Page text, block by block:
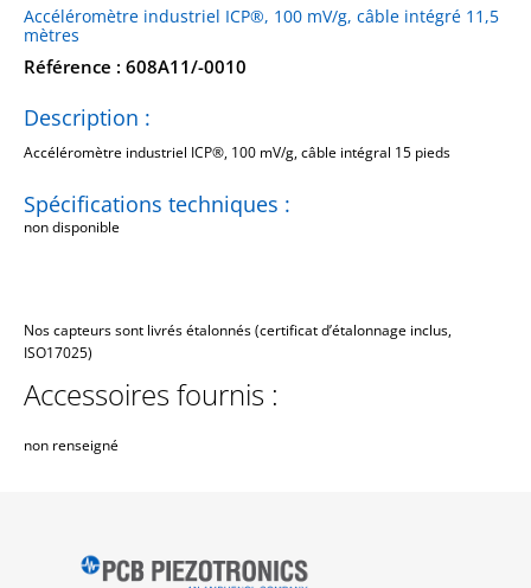
Accéléromètre industriel ICP®, 100 mV/g, câble intégré 11,5
mètres
Référence : 608A11/-0010
Spécifications techniques :
non disponible
Description :
Accéléromètre industriel ICP®, 100 mV/g, câble intégral 15 pieds
Nos capteurs sont livrés étalonnés (certificat d’étalonnage inclus,
ISO17025)
Accessoires fournis :
non renseigné